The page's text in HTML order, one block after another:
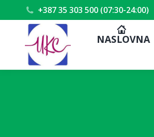
+387 35 303 500 (07:30-24:00)
NASLOVNA